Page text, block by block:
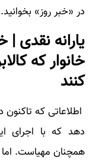
در «خبر روز»
یارانه نقدی
خانوار که
کنند
اطلاعاتی که تاکنون
دهد که با اجرای
همچنان مهیاست. اما